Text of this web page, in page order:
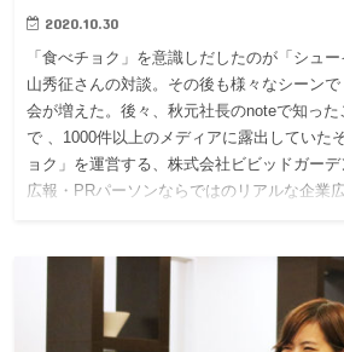
2020.10.30
「食べチョク」を意識しだしたのが「シュ
山秀征さんの対談。その後も様々なシーン
会が増えた。後々、秋元社長のnoteで知った
で 、1000件以上のメディアに露出していた
ョク」を運営する、株式会社ビビッドガーデ
広報・PRパーソンならではのリアルな企業